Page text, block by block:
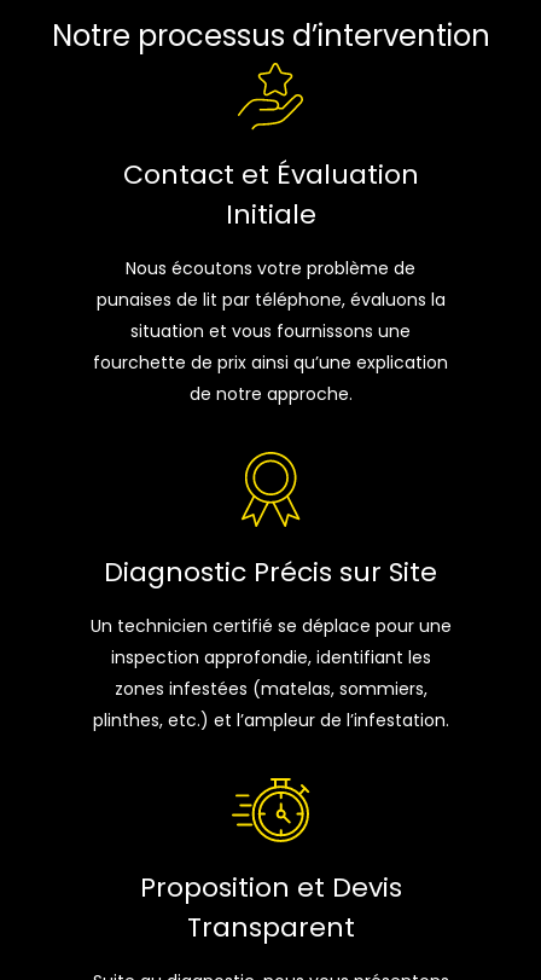
Notre processus d’intervention
Contact et Évaluation
Initiale
Nous écoutons votre problème de
punaises de lit par téléphone, évaluons la
situation et vous fournissons une
fourchette de prix ainsi qu’une explication
de notre approche.
Diagnostic Précis sur Site
Un technicien certifié se déplace pour une
inspection approfondie, identifiant les
zones infestées (matelas, sommiers,
plinthes, etc.) et l’ampleur de l’infestation.
Proposition et Devis
Transparent